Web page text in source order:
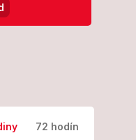
72 hodín